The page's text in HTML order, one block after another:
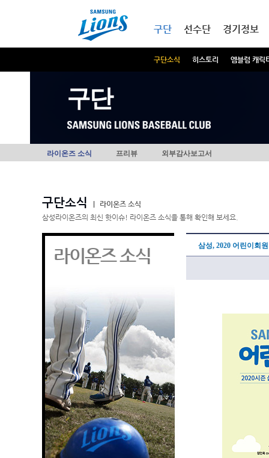
구단
구단소식 히스토리 엠블럼 캐릭
선수단 경기정보
구단
라이온즈 소식 프리뷰 외부감사보고서
구단소식
라이온즈 소식
삼성라이온즈의 최신 핫이슈! 라이온즈 소식을 통해 확인해 보세요.
라이온즈 소식 삼성, 2020 어린이회